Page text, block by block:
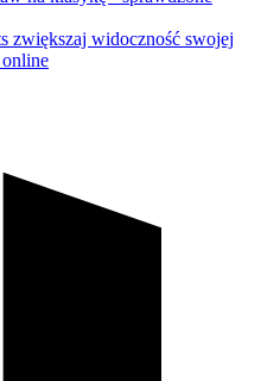
zwiększaj widoczność swojej